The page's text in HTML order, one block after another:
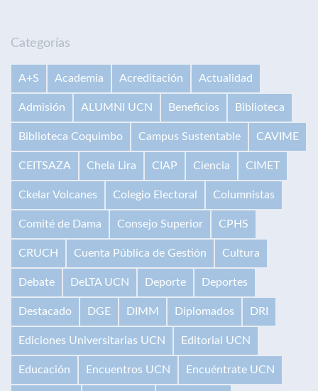
Categorías
A+S Academia Acreditación Actualidad
Admisión ALUMNI UCN Beneficios Biblioteca
Biblioteca Coquimbo Campus Sustentable CAVIME
CEITSAZA Chela Lira CIAP Ciencia CIMET
Ckelar Volcanes Colegio Electoral Columnistas
Comité de Dama Consejo Superior CPHS
CRUCH Cuenta Pública de Gestión Cultura
Debate DeLTA UCN Deporte Deportes
Destacado DGE DIMM Diplomados DRI
Ediciones Universitarias UCN Editorial UCN
Educación Encuentros UCN Encuéntrate UCN